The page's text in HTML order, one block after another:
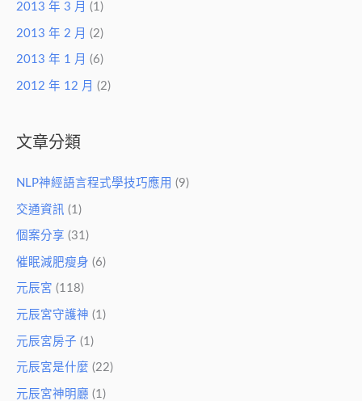
2013 年 3 月 (1)
2013 年 2 月 (2)
2013 年 1 月 (6)
2012 年 12 月 (2)
文章分類
NLP神經語言程式學技巧應用 (9)
交通資訊 (1)
個案分享 (31)
催眠減肥瘦身 (6)
元辰宮 (118)
元辰宮守護神 (1)
元辰宮房子 (1)
元辰宮是什麼 (22)
元辰宮神明廳 (1)